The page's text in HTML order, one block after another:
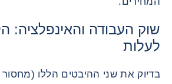
שוק העבודה והאינפלציה:
לעלות
בדיוק את שני ההיבטים הללו (מחסור